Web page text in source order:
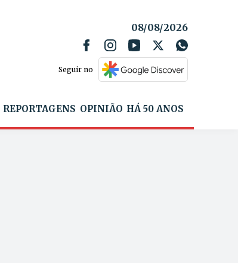
08/08/2026
Seguir no
REPORTAGENS OPINIÃO HÁ 50 ANOS